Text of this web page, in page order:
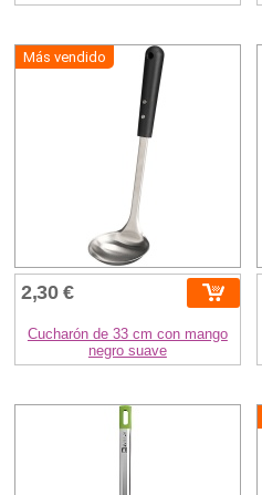
Más vendido
2,30 €
Cucharón de 33 cm con mango
negro suave